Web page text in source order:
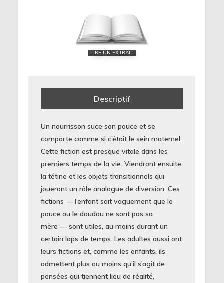
LIRE UN EXTRAIT
Descriptif
Un nourrisson suce son pouce et se
comporte comme si c’était le sein maternel.
Cette fiction est presque vitale dans les
premiers temps de la vie. Viendront ensuite
la tétine et les objets transitionnels qui
joueront un rôle analogue de diversion. Ces
fictions — l’enfant sait vaguement que le
pouce ou le doudou ne sont pas sa
mère — sont utiles, au moins durant un
certain laps de temps. Les adultes aussi ont
leurs fictions et, comme les enfants, ils
admettent plus ou moins qu’il s’agit de
pensées qui tiennent lieu de réalité,